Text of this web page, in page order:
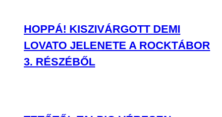
HOPPÁ! KISZIVÁRGOTT DEMI
LOVATO JELENETE A ROCKTÁBOR
3. RÉSZÉBŐL